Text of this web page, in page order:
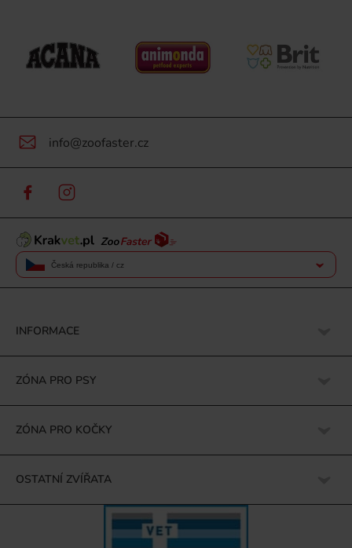
info@zoofaster.cz
Česká republika / cz
INFORMACE
ZÓNA PRO PSY
ZÓNA PRO KOČKY
OSTATNÍ ZVÍŘATA